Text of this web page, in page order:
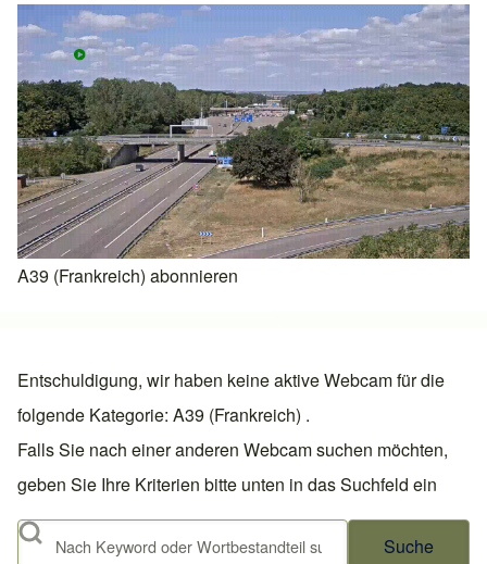
A39 (Frankreich) abonnieren
Entschuldigung, wir haben keine aktive Webcam für die
folgende Kategorie: A39 (Frankreich) .
Falls Sie nach einer anderen Webcam suchen möchten,
geben Sie Ihre Kriterien bitte unten in das Suchfeld ein
Suche